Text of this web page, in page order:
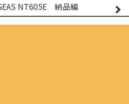
NT605E 納品編